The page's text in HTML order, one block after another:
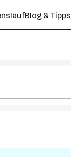
Blog & Tipps